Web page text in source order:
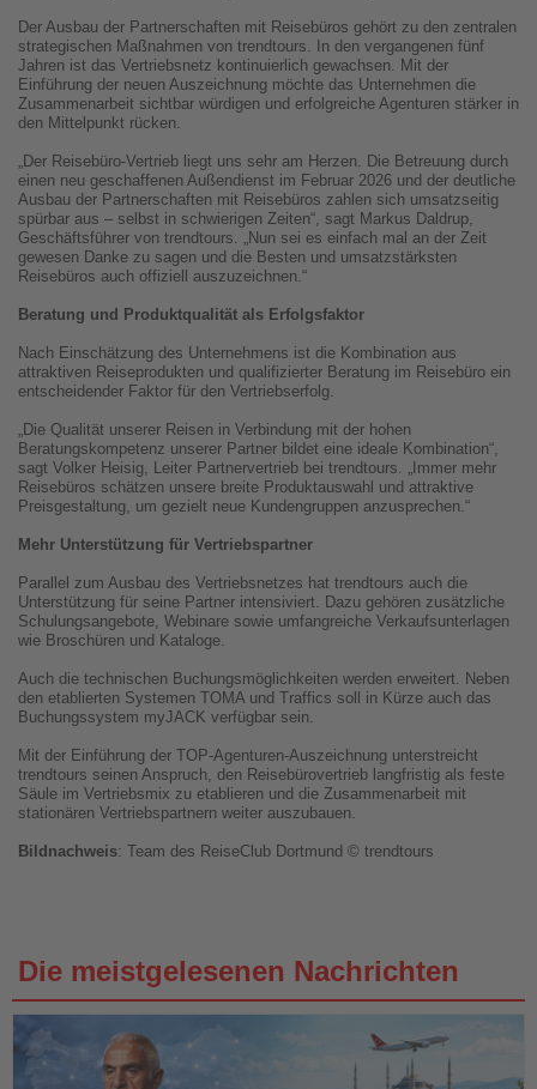
Der Ausbau der Partnerschaften mit Reisebüros gehört zu den zentralen
strategischen Maßnahmen von trendtours. In den vergangenen fünf
Jahren ist das Vertriebsnetz kontinuierlich gewachsen. Mit der
Einführung der neuen Auszeichnung möchte das Unternehmen die
Zusammenarbeit sichtbar würdigen und erfolgreiche Agenturen stärker in
den Mittelpunkt rücken.
„Der Reisebüro-Vertrieb liegt uns sehr am Herzen. Die Betreuung durch
einen neu geschaffenen Außendienst im Februar 2026 und der deutliche
Ausbau der Partnerschaften mit Reisebüros zahlen sich umsatzseitig
spürbar aus – selbst in schwierigen Zeiten“, sagt Markus Daldrup,
Geschäftsführer von trendtours. „Nun sei es einfach mal an der Zeit
gewesen Danke zu sagen und die Besten und umsatzstärksten
Reisebüros auch offiziell auszuzeichnen.“
Beratung und Produktqualität als Erfolgsfaktor
Nach Einschätzung des Unternehmens ist die Kombination aus
attraktiven Reiseprodukten und qualifizierter Beratung im Reisebüro ein
entscheidender Faktor für den Vertriebserfolg.
„Die Qualität unserer Reisen in Verbindung mit der hohen
Beratungskompetenz unserer Partner bildet eine ideale Kombination“,
sagt Volker Heisig, Leiter Partnervertrieb bei trendtours. „Immer mehr
Reisebüros schätzen unsere breite Produktauswahl und attraktive
Preisgestaltung, um gezielt neue Kundengruppen anzusprechen.“
Mehr Unterstützung für Vertriebspartner
Parallel zum Ausbau des Vertriebsnetzes hat trendtours auch die
Unterstützung für seine Partner intensiviert. Dazu gehören zusätzliche
Schulungsangebote, Webinare sowie umfangreiche Verkaufsunterlagen
wie Broschüren und Kataloge.
Auch die technischen Buchungsmöglichkeiten werden erweitert. Neben
den etablierten Systemen TOMA und Traffics soll in Kürze auch das
Buchungssystem myJACK verfügbar sein.
Mit der Einführung der TOP-Agenturen-Auszeichnung unterstreicht
trendtours seinen Anspruch, den Reisebürovertrieb langfristig als feste
Säule im Vertriebsmix zu etablieren und die Zusammenarbeit mit
stationären Vertriebspartnern weiter auszubauen.
Bildnachweis: Team des ReiseClub Dortmund © trendtours
Die meistgelesenen Nachrichten